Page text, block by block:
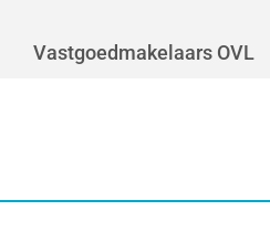
Vastgoedmakelaars OVL